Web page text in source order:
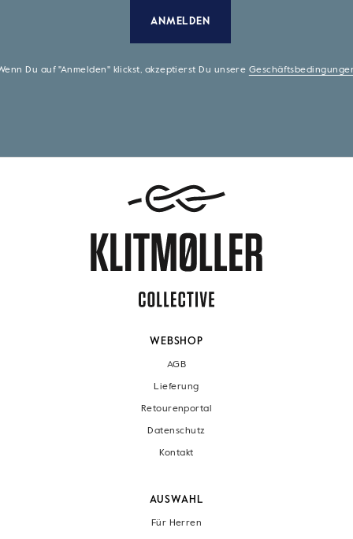
ANMELDEN
Du auf "Anmelden" klickst, akzeptierst Du unsere
WEBSHOP
AGB
Lieferung
Retourenportal
Datenschutz
Kontakt
AUSWAHL
Für Herren